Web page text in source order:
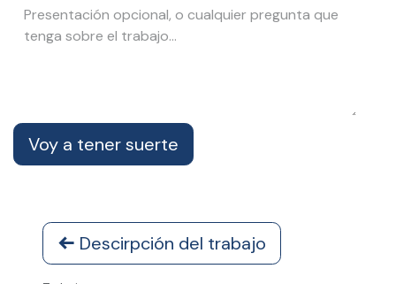
Voy a tener suerte
Descirpción del trabajo